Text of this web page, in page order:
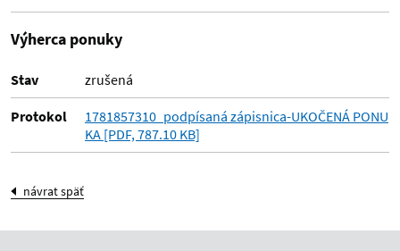
Výherca ponuky
Stav zrušená
Protokol
1781857310_podpísaná zápisnica-UKOČENÁ PONU
KA [PDF, 787.10 KB]
návrat späť